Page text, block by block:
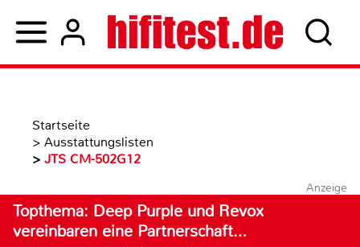
Startseite
> Ausstattungslisten
> JTS CM-502G12
Anzeige
Topthema: Deep Purple und Revox
vereinbaren eine Partnerschaft…